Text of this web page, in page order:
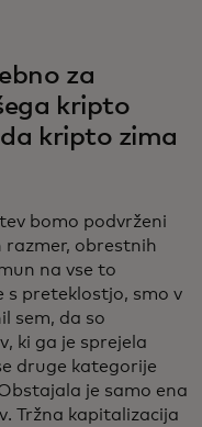
za
kripto
kripto zima
bomo podvrženi
razmer, obrestnih
na vse to
s preteklostjo, smo v
sem, da so
ki ga je sprejela
druge kategorije
je samo ena
Tržna kapitalizacija